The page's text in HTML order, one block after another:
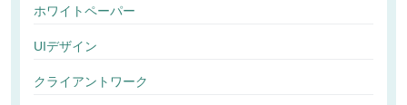
ホワイトペーパー
UIデザイン
クライアントワーク